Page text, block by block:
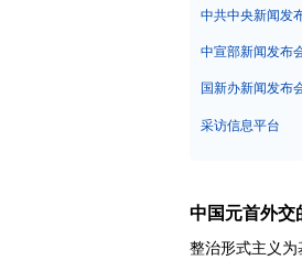
中共中央新闻发
中宣部新闻发布
国新办新闻发布
采访信息平台
中国元首外交
整治形式主义